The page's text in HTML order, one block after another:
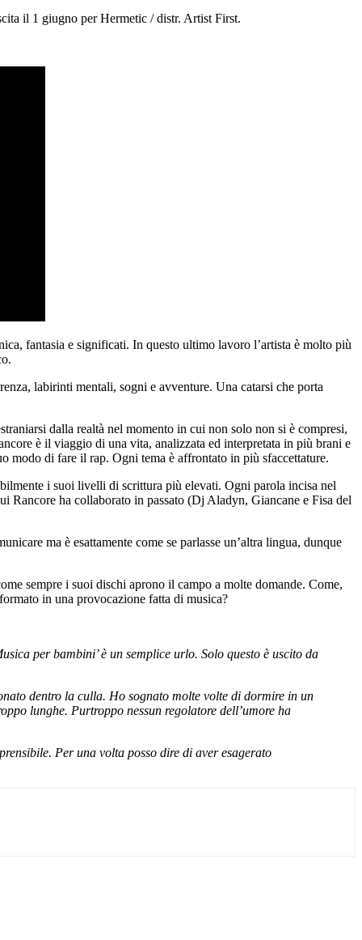
il 1 giugno per Hermetic / distr. Artist First.
fantasia e significati. In questo ultimo lavoro l’artista è molto più
labirinti mentali, sogni e avventure. Una catarsi che porta
dalla realtà nel momento in cui non solo non si è compresi,
è il viaggio di una vita, analizzata ed interpretata in più brani e
modo di fare il rap. Ogni tema è affrontato in più sfaccettature.
i suoi livelli di scrittura più elevati. Ogni parola incisa nel
Rancore ha collaborato in passato (Dj Aladyn, Giancane e Fisa del
ma è esattamente come se parlasse un’altra lingua, dunque
sempre i suoi dischi aprono il campo a molte domande. Come,
in una provocazione fatta di musica?
per bambini’ è un semplice urlo. Solo questo è uscito da
dentro la culla. Ho sognato molte volte di dormire in un
lunghe. Purtroppo nessun regolatore dell’umore ha
Per una volta posso dire di aver esagerato